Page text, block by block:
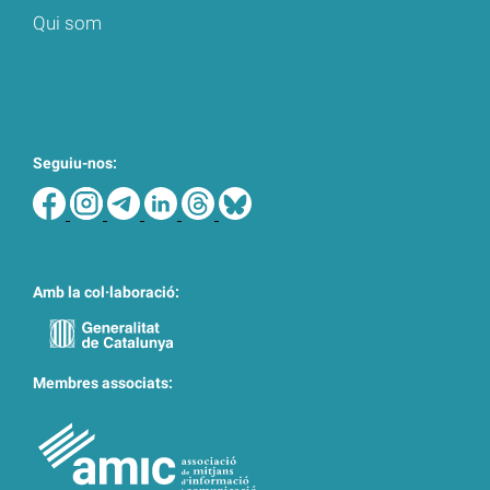
Qui som
Seguiu-nos:
Amb la col·laboració:
Membres associats: